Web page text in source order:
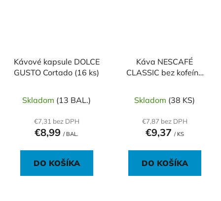
Kávové kapsule DOLCE
GUSTO Cortado (16 ks)
Skladom (13 BAL.)
€7,31 bez DPH
€8,99 / BAL.
DO KOŠÍKA
Káva NESCAFÉ
CLASSIC bez kofeínu
Skladom (38 KS)
€7,87 bez DPH
€9,37 / KS
DO KOŠÍKA